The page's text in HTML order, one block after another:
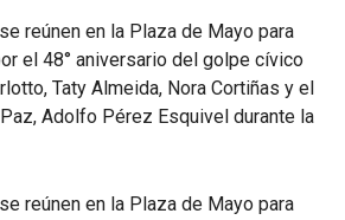
reúnen en la Plaza de Mayo para
el 48° aniversario del golpe cívico
Taty Almeida, Nora Cortiñas y el
Adolfo Pérez Esquivel durante la
reúnen en la Plaza de Mayo para